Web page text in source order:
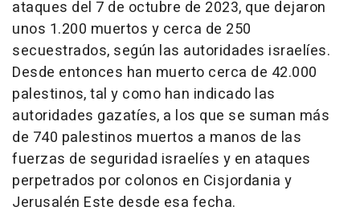
ataques del 7 de octubre de 2023, que dejaron
unos 1.200 muertos y cerca de 250
secuestrados, según las autoridades israelíes.
Desde entonces han muerto cerca de 42.000
palestinos, tal y como han indicado las
autoridades gazatíes, a los que se suman más
de 740 palestinos muertos a manos de las
fuerzas de seguridad israelíes y en ataques
perpetrados por colonos en Cisjordania y
Jerusalén Este desde esa fecha.